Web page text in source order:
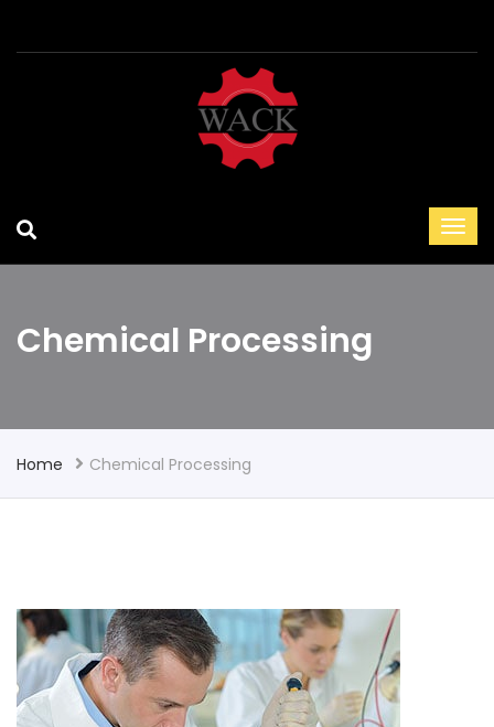
Chemical Processing
Home Chemical Processing